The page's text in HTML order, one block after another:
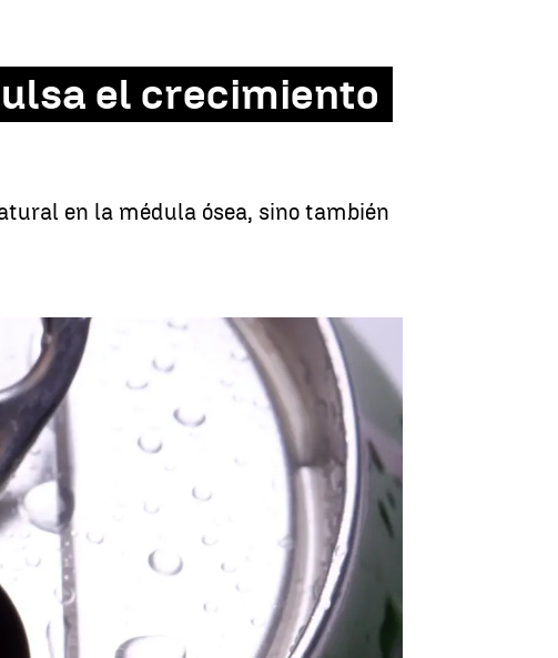
el crecimiento
en la médula ósea, sino también